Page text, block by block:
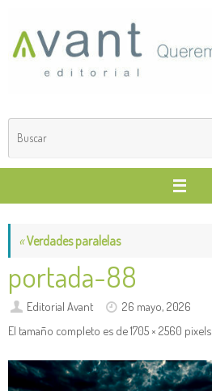
contenido
«Verdades paralelas
portada-88
Editorial Avant
26 mayo, 2026
El tamaño completo es de1705 × 2560 pixels